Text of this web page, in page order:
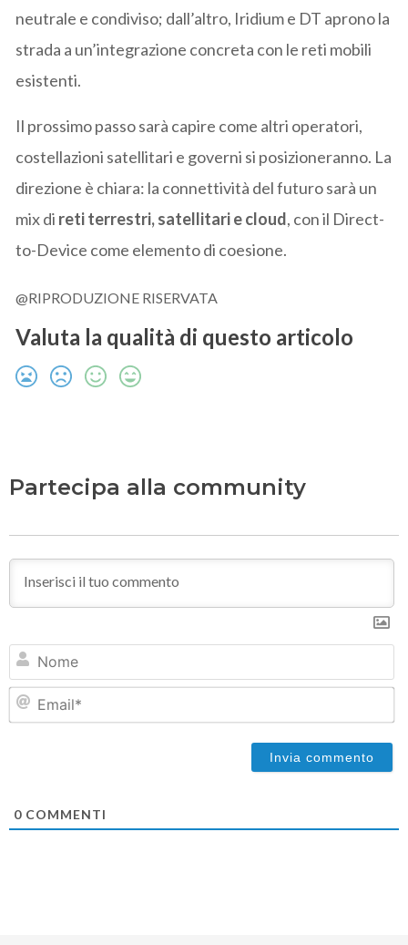
neutrale e condiviso; dall’altro, Iridium e DT aprono la
strada a un’integrazione concreta con le reti mobili
esistenti.
Il prossimo passo sarà capire come altri operatori,
costellazioni satellitari e governi si posizioneranno. La
direzione è chiara: la connettività del futuro sarà un
mix di reti terrestri, satellitari e cloud, con il Direct-
to-Device come elemento di coesione.
@RIPRODUZIONE RISERVATA
Valuta la qualità di questo articolo
Partecipa alla community
0 COMMENTI